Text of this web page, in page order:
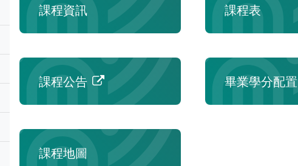
課程資訊 課程表
課程公告 畢業學分配置
課程地圖